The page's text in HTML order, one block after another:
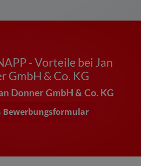
- Vorteile bei Jan
GmbH & Co. KG
Donner GmbH & Co. KG
Bewerbungsformular